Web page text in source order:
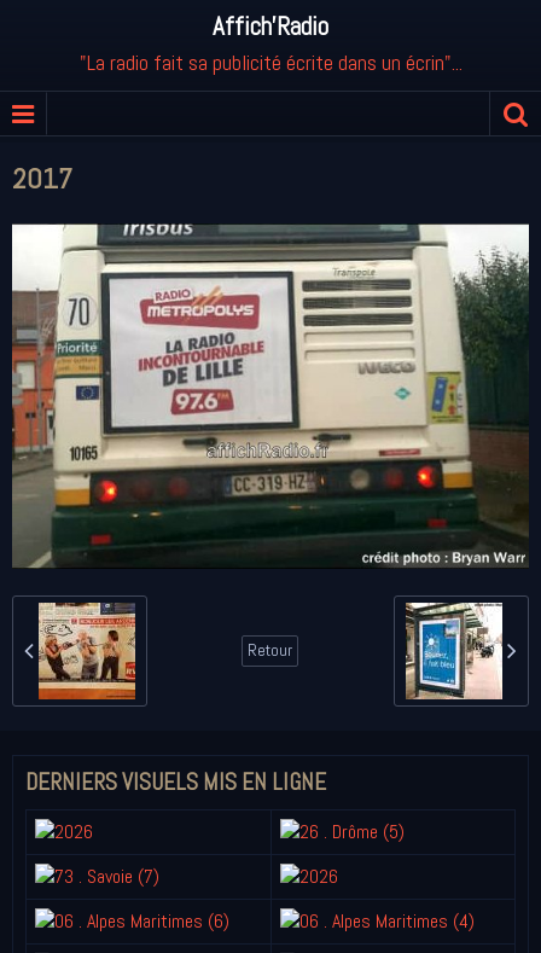
Affich'Radio
"La radio fait sa publicité écrite dans un écrin"...
2017
Retour
DERNIERS VISUELS MIS EN LIGNE